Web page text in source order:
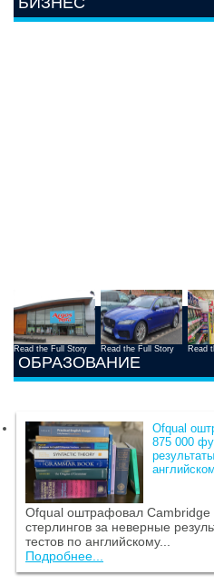
Read the Full Story Read the Full Story Read
ОБРАЗОВАНИЕ
Ofqual
875 000
Ofqual оштрафовал
стерлингов за неверные
тестов по английскому...
Подробнее...